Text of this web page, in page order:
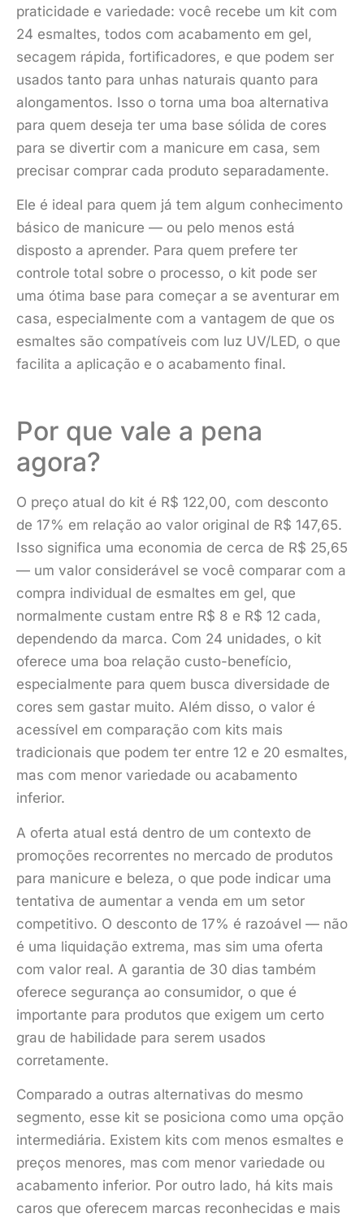
praticidade e variedade: você recebe um kit com
24 esmaltes, todos com acabamento em gel,
secagem rápida, fortificadores, e que podem ser
usados tanto para unhas naturais quanto para
alongamentos. Isso o torna uma boa alternativa
para quem deseja ter uma base sólida de cores
para se divertir com a manicure em casa, sem
precisar comprar cada produto separadamente.
Ele é ideal para quem já tem algum conhecimento
básico de manicure — ou pelo menos está
disposto a aprender. Para quem prefere ter
controle total sobre o processo, o kit pode ser
uma ótima base para começar a se aventurar em
casa, especialmente com a vantagem de que os
esmaltes são compatíveis com luz UV/LED, o que
facilita a aplicação e o acabamento final.
Por que vale a pena
agora?
O preço atual do kit é R$ 122,00, com desconto
de 17% em relação ao valor original de R$ 147,65.
Isso significa uma economia de cerca de R$ 25,65
— um valor considerável se você comparar com a
compra individual de esmaltes em gel, que
normalmente custam entre R$ 8 e R$ 12 cada,
dependendo da marca. Com 24 unidades, o kit
oferece uma boa relação custo-benefício,
especialmente para quem busca diversidade de
cores sem gastar muito. Além disso, o valor é
acessível em comparação com kits mais
tradicionais que podem ter entre 12 e 20 esmaltes,
mas com menor variedade ou acabamento
inferior.
A oferta atual está dentro de um contexto de
promoções recorrentes no mercado de produtos
para manicure e beleza, o que pode indicar uma
tentativa de aumentar a venda em um setor
competitivo. O desconto de 17% é razoável — não
é uma liquidação extrema, mas sim uma oferta
com valor real. A garantia de 30 dias também
oferece segurança ao consumidor, o que é
importante para produtos que exigem um certo
grau de habilidade para serem usados
corretamente.
Comparado a outras alternativas do mesmo
segmento, esse kit se posiciona como uma opção
intermediária. Existem kits com menos esmaltes e
preços menores, mas com menor variedade ou
acabamento inferior. Por outro lado, há kits mais
caros que oferecem marcas reconhecidas e mais